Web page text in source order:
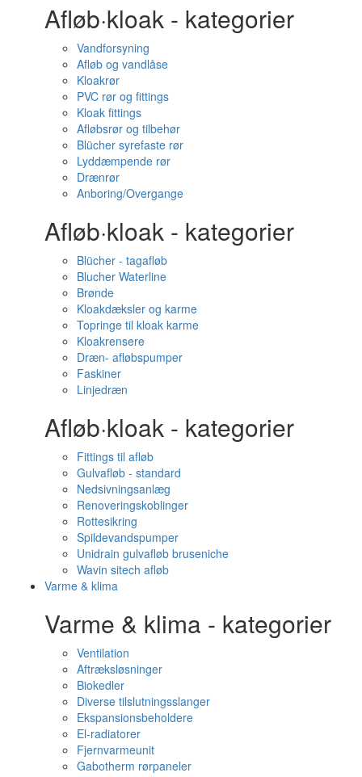
Afløb·kloak - kategorier
Vandforsyning
Afløb og vandlåse
Kloakrør
PVC rør og fittings
Kloak fittings
Afløbsrør og tilbehør
Blücher syrefaste rør
Lyddæmpende rør
Drænrør
Anboring/Overgange
Afløb·kloak - kategorier
Blücher - tagafløb
Blucher Waterline
Brønde
Kloakdæksler og karme
Topringe til kloak karme
Kloakrensere
Dræn- afløbspumper
Faskiner
Linjedræn
Afløb·kloak - kategorier
Fittings til afløb
Gulvafløb - standard
Nedsivningsanlæg
Renoveringskoblinger
Rottesikring
Spildevandspumper
Unidrain gulvafløb bruseniche
Wavin sitech afløb
Varme & klima
Varme & klima - kategorier
Ventilation
Aftræksløsninger
Biokedler
Diverse tilslutningsslanger
Ekspansionsbeholdere
El-radiatorer
Fjernvarmeunit
Gabotherm rørpaneler